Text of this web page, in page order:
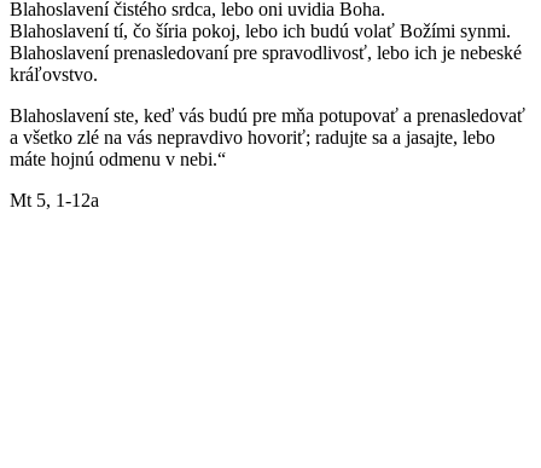
Blahoslavení čistého srdca, lebo oni uvidia Boha.
Blahoslavení tí, čo šíria pokoj, lebo ich budú volať Božími synmi.
Blahoslavení prenasledovaní pre spravodlivosť, lebo ich je nebeské
kráľovstvo.
Blahoslavení ste, keď vás budú pre mňa potupovať a prenasledovať
a všetko zlé na vás nepravdivo hovoriť; radujte sa a jasajte, lebo
máte hojnú odmenu v nebi.“
Mt 5, 1-12a